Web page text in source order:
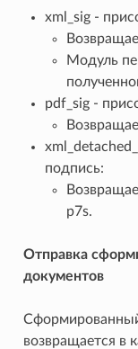
xml_sig -
Модуль
pdf_sig -
подпись:
p7s.
Отправка
документов
возвращается в